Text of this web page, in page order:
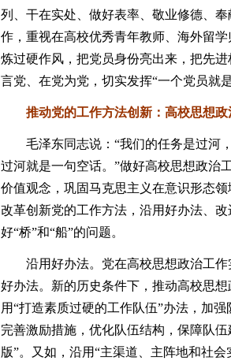
列、干在实处、做好表率、敬业修德、
作，重视在高校优秀青年教师、海外留
炼过硬作风，把党员身份亮出来，把先
言党、在党为党，切实发挥“一个党员就
推动党的工作方法创新：高校思想政
毛泽东同志说：“我们的任务是过河，
过河就是一句空话。”做好高校思想政治
价值观念，巩固马克思主义在意识形态
改革创新党的工作方法，沿用好办法、
好“桥”和“船”的问题。
沿用好办法。党在高校思想政治工作
好办法。新的历史条件下，推动高校思
用“打造素质过硬的工作队伍”办法，加
完善激励措施，优化队伍结构，保障队
版”。又如，沿用“主渠道、主阵地和社